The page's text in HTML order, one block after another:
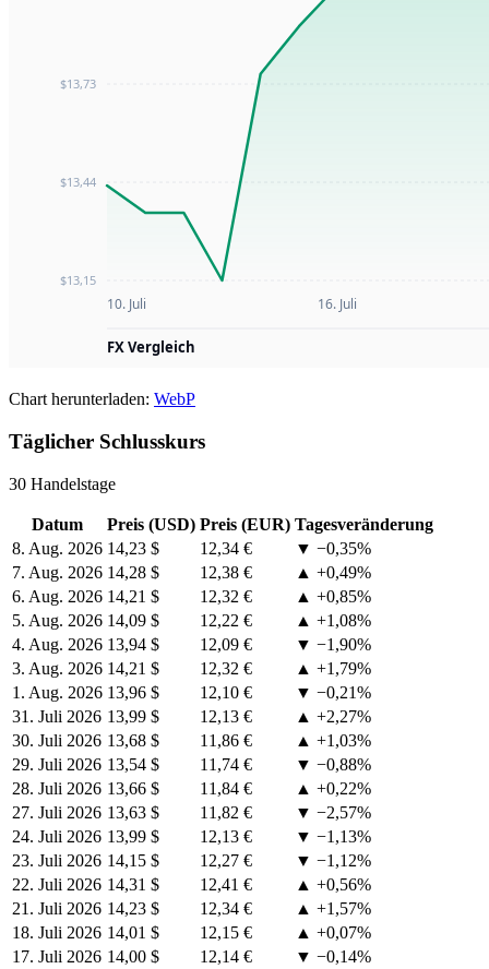
Chart herunterladen: WebP
Täglicher Schlusskurs
30 Handelstage
Datum Preis (USD) Preis (EUR) Tagesveränderung
8. Aug. 2026 14,23 $ 12,34 €
▼ −0,35%
7. Aug. 2026 14,28 $ 12,38 €
▲ +0,49%
6. Aug. 2026 14,21 $ 12,32 €
▲ +0,85%
5. Aug. 2026 14,09 $ 12,22 €
▲ +1,08%
4. Aug. 2026 13,94 $ 12,09 €
▼ −1,90%
3. Aug. 2026 14,21 $ 12,32 €
▲ +1,79%
1. Aug. 2026 13,96 $ 12,10 €
▼ −0,21%
31. Juli 2026 13,99 $ 12,13 €
▲ +2,27%
30. Juli 2026 13,68 $ 11,86 €
▲ +1,03%
29. Juli 2026 13,54 $ 11,74 €
▼ −0,88%
28. Juli 2026 13,66 $ 11,84 €
▲ +0,22%
27. Juli 2026 13,63 $ 11,82 €
▼ −2,57%
24. Juli 2026 13,99 $ 12,13 €
▼ −1,13%
23. Juli 2026 14,15 $ 12,27 €
▼ −1,12%
22. Juli 2026 14,31 $ 12,41 €
▲ +0,56%
21. Juli 2026 14,23 $ 12,34 €
▲ +1,57%
18. Juli 2026 14,01 $ 12,15 €
▲ +0,07%
17. Juli 2026 14,00 $ 12,14 €
▼ −0,14%